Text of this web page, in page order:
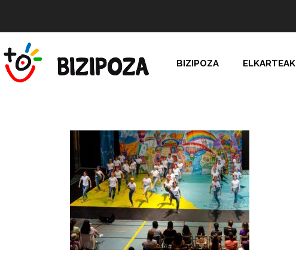
BIZIPOZA ELKARTEAK